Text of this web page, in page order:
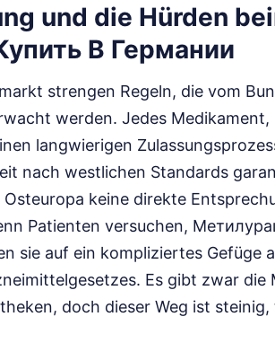
und die Hürden
В Германии
strengen Regeln, die vom
werden. Jedes Medikament,
langwierigen
nach westlichen Standards
keine direkte
Patienten versuchen,
sie auf ein kompliziertes Gefüge
Es gibt zwar die
doch dieser Weg ist steinig,